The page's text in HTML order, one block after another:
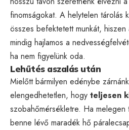
finomságokat. A helytelen tárolás
összes befektetett munkát,
mindig hajlamos a
ha nem figyelünk oda.
Lehűtés aszalás után
Mielőtt bármilyen edénybe
elengedhetetlen, hogy teljesen
szobahőmérsékletre. Ha
benne lévő maradék hő